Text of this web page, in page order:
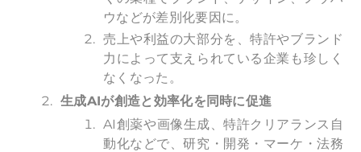
ウなどが差別化要因に。
売上や利益の大部分を、特許やブランド
力によって支えられている企業も珍しく
なくなった。
生成AIが創造と効率化を同時に促進
AI創薬や画像生成、特許クリアランス自
動化などで、研究・開発・マーケ・法務